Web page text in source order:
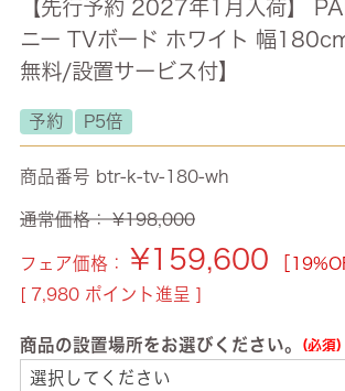
【先行予約 2027年1月入荷】
ニー TVボード ホワイト 幅
無料/設置サービス付】
予約 P5倍
商品番号 btr-k-tv-180-wh
通常価格： ¥198,000
フェア価格： ¥159,600
［
[ 7,980 ポイント進呈 ]
商品の設置場所をお選びください。